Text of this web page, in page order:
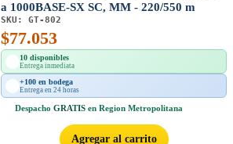
a 1000BASE-SX SC, MM - 220/550 m
SKU: GT-802
$77.053
10 disponibles
Entrega inmediata
+100 en bodega
Entrega en 24 horas
Despacho GRATIS en Region Metropolitana
Agregar al carrito